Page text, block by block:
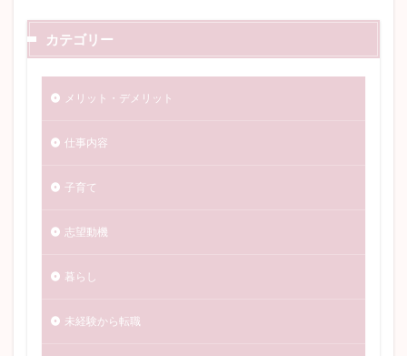
カテゴリー
メリット・デメリット
仕事内容
子育て
志望動機
暮らし
未経験から転職